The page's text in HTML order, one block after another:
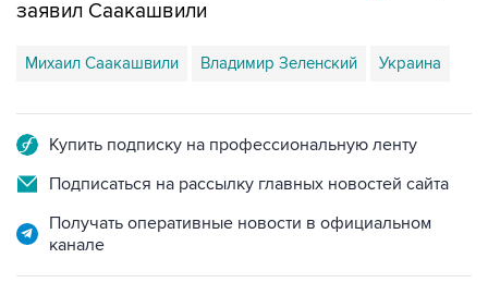
заявил Саакашвили
Михаил Саакашвили Владимир Зеленский Украина
Купить подписку на профессиональную ленту
Подписаться на рассылку главных новостей сайта
Получать оперативные новости в официальном
канале